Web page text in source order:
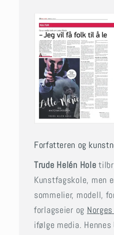
Forfatteren og
Trude Helén Hole
Kunstfagskole, men
sommelier, modell,
forlagseier og
ifølge media.